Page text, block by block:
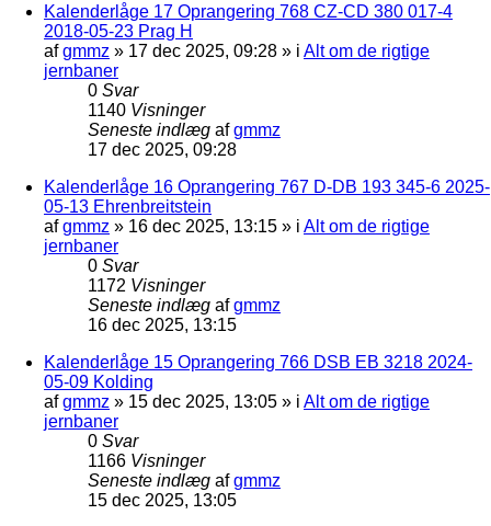
Kalenderlåge 17 Oprangering 768 CZ-CD 380 017-4
2018-05-23 Prag H
afgmmz » 17 dec 2025, 09:28 » i Alt om de rigtige
jernbaner
0 Svar
1140 Visninger
Seneste indlæg afgmmz
17 dec 2025, 09:28
Kalenderlåge 16 Oprangering 767 D-DB 193 345-6 2025-
05-13 Ehrenbreitstein
afgmmz » 16 dec 2025, 13:15 » i Alt om de rigtige
jernbaner
0 Svar
1172 Visninger
Seneste indlæg afgmmz
16 dec 2025, 13:15
Kalenderlåge 15 Oprangering 766 DSB EB 3218 2024-
05-09 Kolding
afgmmz » 15 dec 2025, 13:05 » i Alt om de rigtige
jernbaner
0 Svar
1166 Visninger
Seneste indlæg afgmmz
15 dec 2025, 13:05